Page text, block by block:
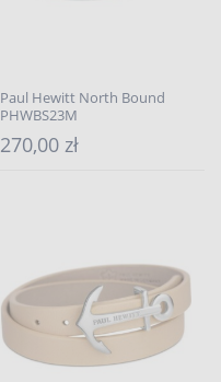
Paul Hewitt North Bound
PHWBS23M
270,00 zł